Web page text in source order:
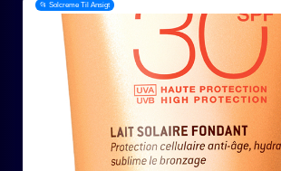
📂 Solcreme Til Ansigt